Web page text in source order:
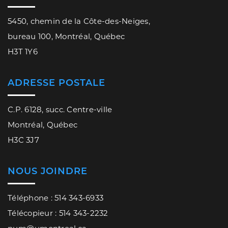
5450, chemin de la Côte-des-Neiges,
bureau 100, Montréal, Québec
H3T 1Y6
ADRESSE POSTALE
C.P. 6128, succ. Centre-ville
Montréal, Québec
H3C 3J7
NOUS JOINDRE
Téléphone : 514 343-6933
Télécopieur : 514 343-2232